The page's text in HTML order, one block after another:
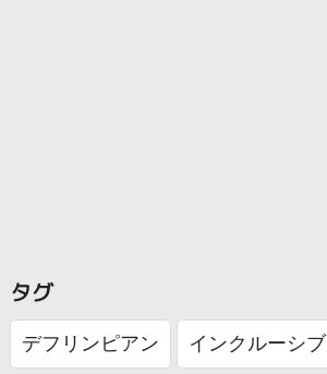
タグ
デフリンピアン インクルーシブ